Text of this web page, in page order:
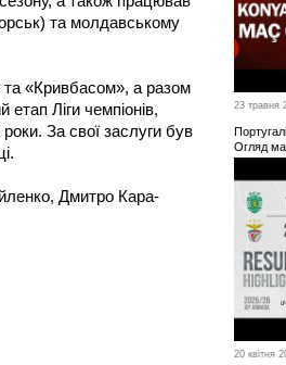
та молдавському
та «Кривбасом», а разом
Ліги чемпіонів,
За свої заслуги був
Дмитро Кара-
23 травня
Огляд
20 квітня